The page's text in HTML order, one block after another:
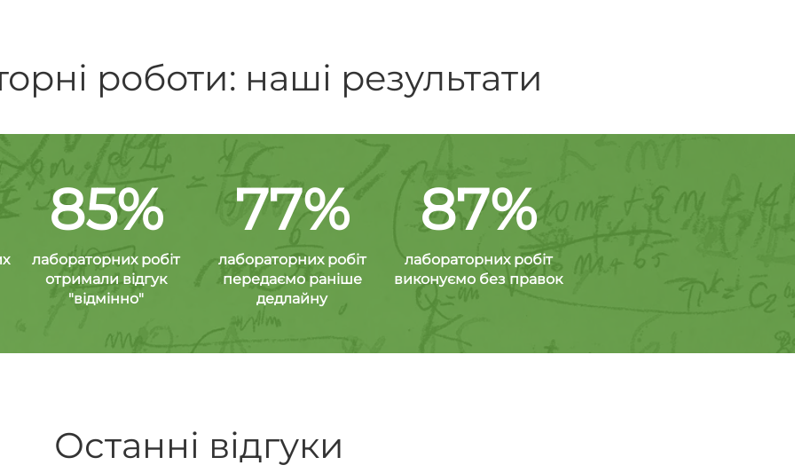
роботи: наші результати
85%
лабораторних робіт
отримали відгук
"відмінно"
77%
лабораторних робіт
передаємо раніше
дедлайну
87%
лабораторних робіт
виконуємо без правок
Останні відгуки